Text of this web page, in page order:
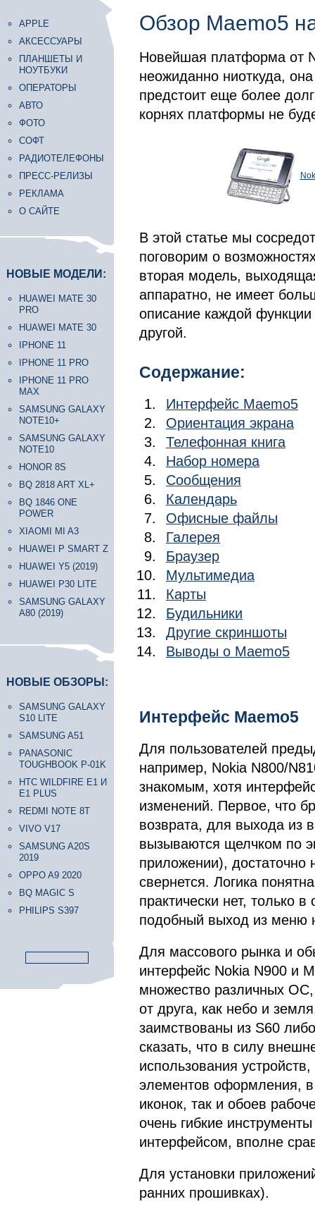
APPLE
АКСЕССУАРЫ
ПЛАНШЕТЫ И
НОУТБУКИ
ОПЕРАТОРЫ
АВТО
ФОТО
СОФТ
РАДИОТЕЛЕФОНЫ
ПРЕСС-РЕЛИЗЫ
РЕКЛАМА
О САЙТЕ
НОВЫЕ МОДЕЛИ:
HUAWEI MATE 30
PRO
HUAWEI MATE 30
IPHONE 11
IPHONE 11 PRO
IPHONE 11 PRO
MAX
SAMSUNG GALAXY
NOTE10+
SAMSUNG GALAXY
NOTE10
HONOR 8S
BQ 2818 ART XL+
BQ 1846 ONE
POWER
XIAOMI MI A3
HUAWEI P SMART Z
HUAWEI Y5 (2019)
HUAWEI P30 LITE
SAMSUNG GALAXY
A80 (2019)
НОВЫЕ ОБЗОРЫ:
SAMSUNG GALAXY
S10 LITE
SAMSUNG A51
PANASONIC
TOUGHBOOK P-01K
HTC WILDFIRE E1 И
E1 PLUS
REDMI NOTE 8T
VIVO V17
SAMSUNG A20S
2019
OPPO A9 2020
BQ MAGIC S
PHILIPS S397
Обзор Maemo5
Новейшая платформа от
неожиданно ниоткуда,
предстоит еще более
корнях платформы не
В этой статье мы
поговорим о
вторая модель,
аппаратно, не имеет
описание каждой функции
другой.
Содержание:
Интерфейс Maemo5
Ориентация экрана
Телефонная книга
Набор номера
Сообщения
Календарь
Офисные файлы
Галерея
Браузер
Мультимедиа
Карты
Будильники
Другие скриншоты
Выводы о Maemo5
Интерфейс Maemo5
Для пользователей
например, Nokia N800/
знакомым, хотя
изменений. Первое, что
возврата, для выхода из
вызываются щелчком по
приложении), достаточно
свернется. Логика
практически нет, только
подобный выход из меню
Для массового рынка и
интерфейс Nokia N900 и
множество различных
от друга, как небо и
заимствованы из S60
сказать, что в силу
использования
элементов оформления,
иконок, так и обоев
очень гибкие
интерфейсом, вполне
Для установки
ранних прошивках).